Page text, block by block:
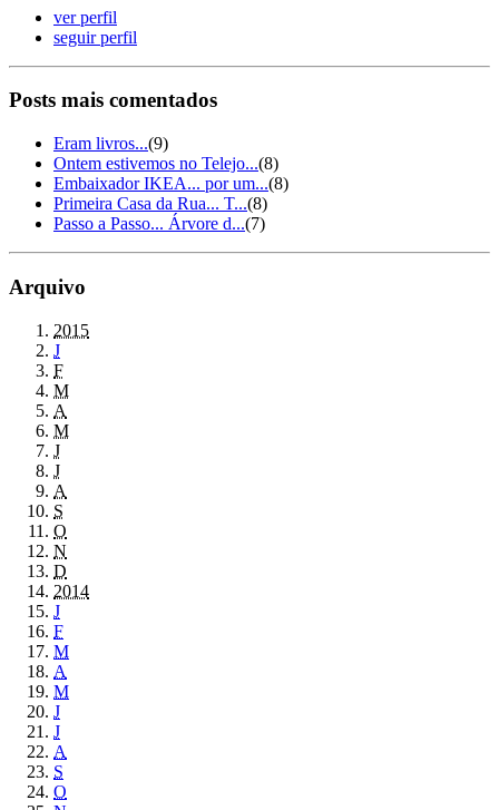
ver perfil
seguir perfil
Posts mais comentados
Eram livros...(9)
Ontem estivemos no Telejo...(8)
Embaixador IKEA... por um...(8)
Primeira Casa da Rua... T...(8)
Passo a Passo... Árvore d...(7)
Arquivo
2015
J
F
M
A
M
J
J
A
S
O
N
D
2014
J
F
M
A
M
J
J
A
S
O